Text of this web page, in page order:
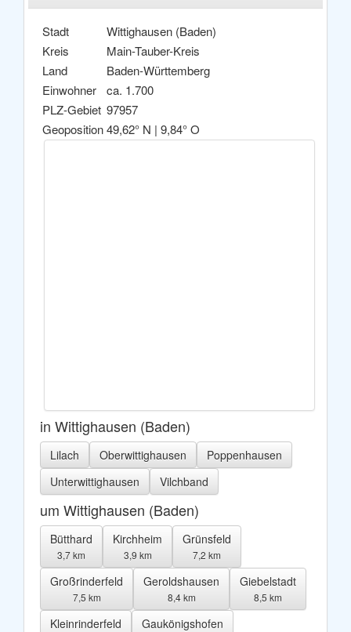
Stadt
Wittighausen (Baden)
Kreis
Main-Tauber-Kreis
Land
Baden-Württemberg
Einwohner
ca. 1.700
PLZ-Gebiet 97957
Geoposition49,62° N | 9,84° O
in Wittighausen (Baden)
Lilach Oberwittighausen
Poppenhausen
Unterwittighausen
Vilchband
um Wittighausen (Baden)
Bütthard
3,7 km
Kirchheim
3,9 km
Grünsfeld
7,2 km
Großrinderfeld
7,5 km
Geroldshausen
8,4 km
Giebelstadt
8,5 km
Kleinrinderfeld Gaukönigshofen